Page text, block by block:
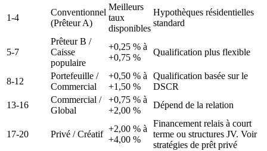
1-4
Conventionnel
(Prêteur A)
Meilleurs
taux
disponibles
Hypothèques résidentielles
standard
5-7
Prêteur B /
Caisse
populaire
+0,25 % à
+0,75 %
Qualification plus flexible
8-12
Portefeuille /
Commercial
+0,50 % à
+1,50 %
Qualification basée sur le
DSCR
13-16
Commercial /
Global
+0,75 % à
+2,00 %
Dépend de la relation
17-20 Privé / Créatif
+2,00 % à
+4,00 %
Financement relais à court
terme ou structures JV. Voir
stratégies de prêt privé